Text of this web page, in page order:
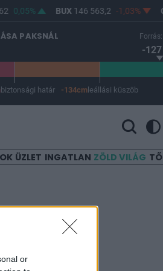
or
0,05% BUX146 563,2 -1,03%
PAKSNÁL
-
biztonsági határ -134cm leállási küszöb
ÜZLET INGATLAN ZÖLD VILÁG